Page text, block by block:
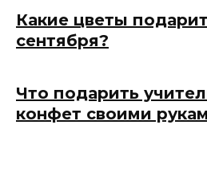
Какие цветы
сентября?
Что подарить
конфет своими